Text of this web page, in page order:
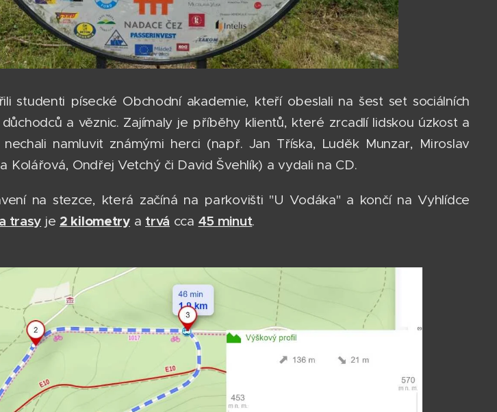
studenti písecké Obchodní akademie, kteří obeslali na šest set sociálních
a věznic. Zajímaly je příběhy klientů, které zrcadlí lidskou úzkost a
namluvit známými herci (např. Jan Tříska, Luděk Munzar, Miroslav
Kolářová, Ondřej Vetchý či David Švehlík) a vydali na CD.
na stezce, která začíná na parkovišti "U Vodáka" a končí na Vyhlídce
trasy je 2 kilometrya trvá cca 45 minut.